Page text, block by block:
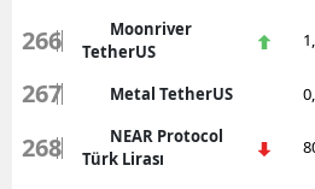
266
Moonriver
TetherUS
267 Metal TetherUS
268
NEAR Protocol
Türk Lirası